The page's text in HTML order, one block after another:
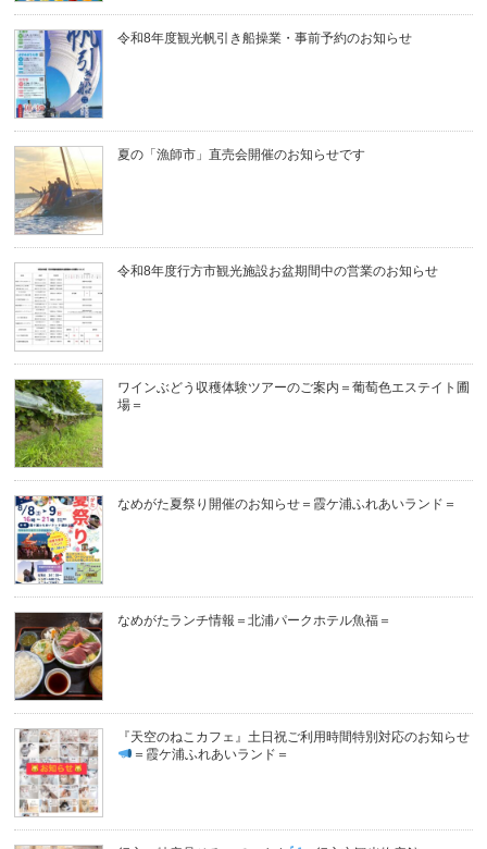
令和8年度観光帆引き船操業・事前予約のお知らせ
夏の「漁師市」直売会開催のお知らせです
令和8年度行方市観光施設お盆期間中の営業のお知らせ
ワインぶどう収穫体験ツアーのご案内＝葡萄色エステイト圃
場＝
なめがた夏祭り開催のお知らせ＝霞ケ浦ふれあいランド＝
なめがたランチ情報＝北浦パークホテル魚福＝
『天空のねこカフェ』土日祝ご利用時間特別対応のお知らせ
＝霞ケ浦ふれあいランド＝